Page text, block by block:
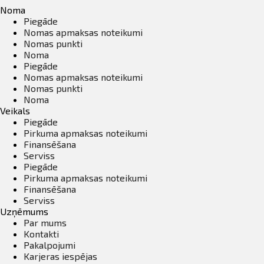
Noma
Piegāde
Nomas apmaksas noteikumi
Nomas punkti
Noma
Piegāde
Nomas apmaksas noteikumi
Nomas punkti
Noma
Veikals
Piegāde
Pirkuma apmaksas noteikumi
Finansēšana
Serviss
Piegāde
Pirkuma apmaksas noteikumi
Finansēšana
Serviss
Uzņēmums
Par mums
Kontakti
Pakalpojumi
Karjeras iespējas